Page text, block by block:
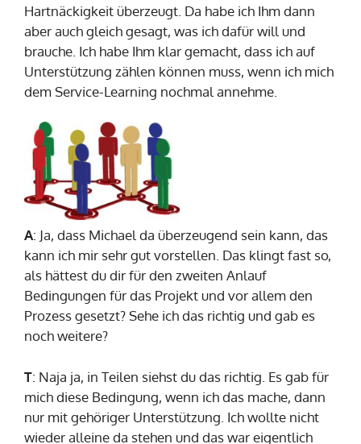
Hartnäckigkeit überzeugt. Da habe ich Ihm dann
aber auch gleich gesagt, was ich dafür will und
brauche. Ich habe Ihm klar gemacht, dass ich auf
Unterstützung zählen können muss, wenn ich mich
dem Service-Learning nochmal annehme.
A: Ja, dass Michael da überzeugend sein kann, das
kann ich mir sehr gut vorstellen. Das klingt fast so,
als hättest du dir für den zweiten Anlauf
Bedingungen für das Projekt und vor allem den
Prozess gesetzt? Sehe ich das richtig und gab es
noch weitere?
T: Naja ja, in Teilen siehst du das richtig. Es gab für
mich diese Bedingung, wenn ich das mache, dann
nur mit gehöriger Unterstützung. Ich wollte nicht
wieder alleine da stehen und das war eigentlich